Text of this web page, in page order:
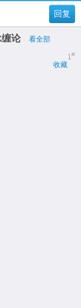
回复
缠论 看全部
1#
收藏